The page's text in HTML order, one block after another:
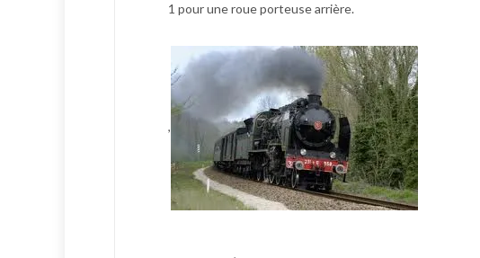
1 pour une roue porteuse arrière.
,